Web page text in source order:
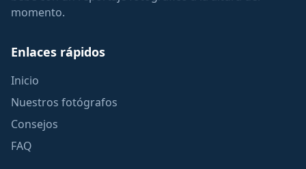
momento.
Enlaces rápidos
Inicio
Nuestros fotógrafos
Consejos
FAQ